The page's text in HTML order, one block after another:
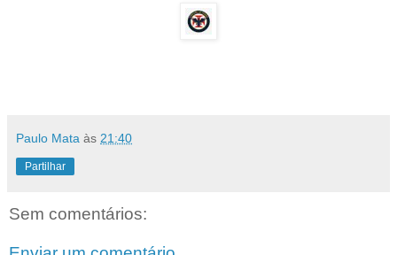
Paulo Mata às 21:40
Partilhar
Sem comentários: